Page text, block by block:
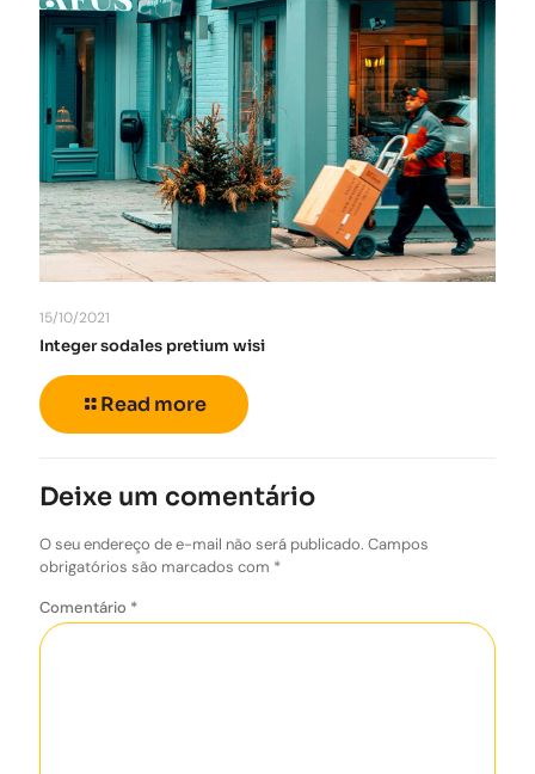
15/10/2021
Integer sodales pretium wisi
Read more
Deixe um comentário
O seu endereço de e-mail não será publicado. Campos
obrigatórios são marcados com *
Comentário *